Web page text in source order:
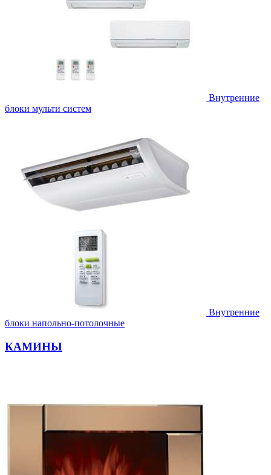
Внутренние
блоки мульти систем
Внутренние
блоки напольно-потолочные
КАМИНЫ